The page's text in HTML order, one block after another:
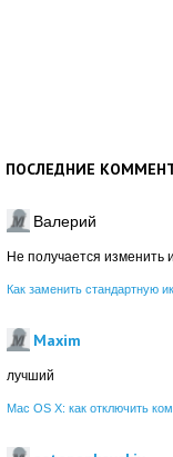
ПОСЛЕДНИЕ
Валерий
Не получается изменить
Как заменить стандартную
Maxim
лучший
Mac OS X: как отключить